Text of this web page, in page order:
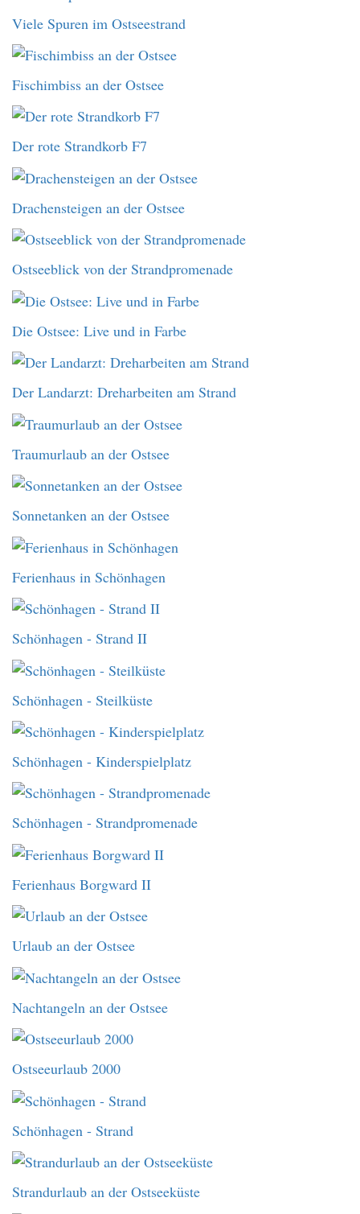
Viele Spuren im Ostseestrand
Fischimbiss an der Ostsee
Der rote Strandkorb F7
Drachensteigen an der Ostsee
Ostseeblick von der Strandpromenade
Die Ostsee: Live und in Farbe
Der Landarzt: Dreharbeiten am Strand
Traumurlaub an der Ostsee
Sonnetanken an der Ostsee
Ferienhaus in Schönhagen
Schönhagen - Strand II
Schönhagen - Steilküste
Schönhagen - Kinderspielplatz
Schönhagen - Strandpromenade
Ferienhaus Borgward II
Urlaub an der Ostsee
Nachtangeln an der Ostsee
Ostseeurlaub 2000
Schönhagen - Strand
Strandurlaub an der Ostseeküste